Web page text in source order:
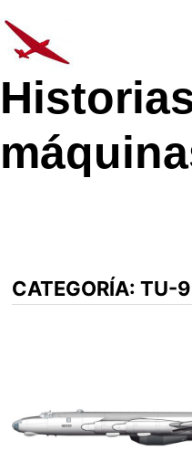
al
contenido
CATEGORÍA: TU-